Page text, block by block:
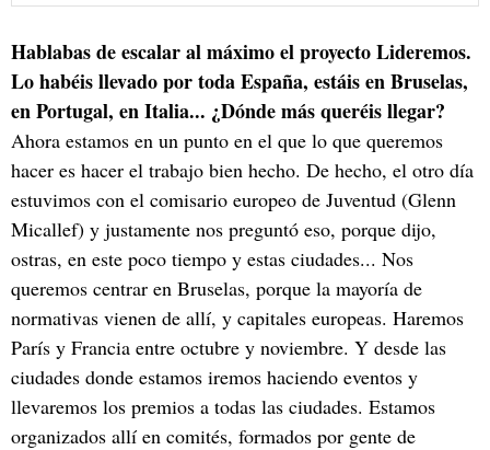
Hablabas de escalar al máximo el proyecto Lideremos.
Lo habéis llevado por toda España, estáis en Bruselas,
en Portugal, en Italia... ¿Dónde más queréis llegar?
Ahora estamos en un punto en el que lo que queremos
hacer es hacer el trabajo bien hecho. De hecho, el otro día
estuvimos con el comisario europeo de Juventud (Glenn
Micallef) y justamente nos preguntó eso, porque dijo,
ostras, en este poco tiempo y estas ciudades... Nos
queremos centrar en Bruselas, porque la mayoría de
normativas vienen de allí, y capitales europeas. Haremos
París y Francia entre octubre y noviembre. Y desde las
ciudades donde estamos iremos haciendo eventos y
llevaremos los premios a todas las ciudades. Estamos
organizados allí en comités, formados por gente de